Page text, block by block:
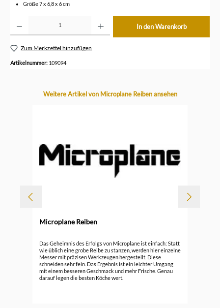
Größe 7 x 6,8 x 6 cm
In den Warenkorb
Zum Merkzettel hinzufügen
Artikelnummer: 109094
Produktgalerie überspringen
Weitere Artikel von Microplane Reiben ansehen
Microplane Reiben
Das Geheimnis des Erfolgs von Microplane ist einfach: Statt
wie üblich eine grobe Reibe zu stanzen, werden hier einzelne
Messer mit präzisen Werkzeugen hergestellt. Diese
schneiden sehr fein. Das Ergebnis ist ein leichter Umgang
mit einem besseren Geschmack und mehr Frische. Genau
darauf legen die besten Köche wert.